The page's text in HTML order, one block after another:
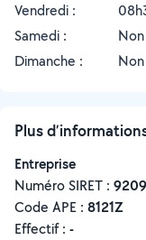
Vendredi :
Samedi :
Dimanche :
Plus
Entreprise
Numéro SIRET :
Code APE : 8121Z
Effectif : -